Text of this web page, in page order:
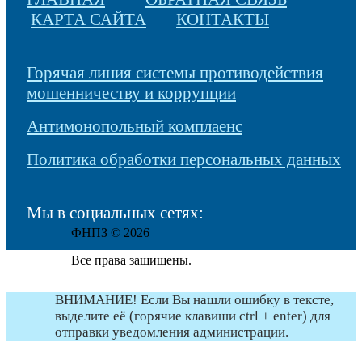
КАРТА САЙТА
КОНТАКТЫ
Горячая линия системы противодействия
мошенничеству и коррупции
Антимонопольный комплаенс
Политика обработки персональных данных
Мы в социальных сетях:
ФНПЗ © 2026
Все права защищены.
ВНИМАНИЕ! Если Вы нашли ошибку в тексте,
выделите её (горячие клавиши ctrl + enter) для
отправки уведомления администрации.